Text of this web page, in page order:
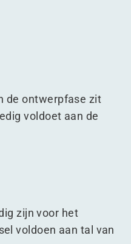
de ontwerpfase zit
voldoet aan de
zijn voor het
voldoen aan tal van